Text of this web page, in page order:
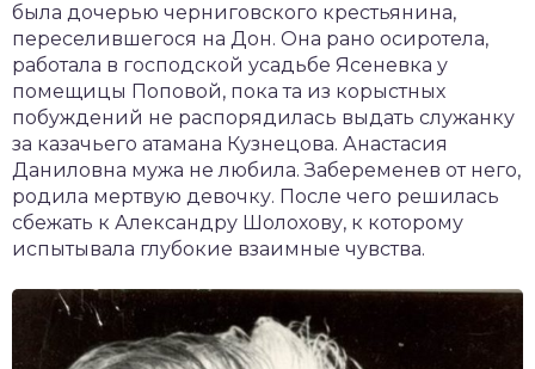
была дочерью черниговского крестьянина,
переселившегося на Дон. Она рано осиротела,
работала в господской усадьбе Ясеневка у
помещицы Поповой, пока та из корыстных
побуждений не распорядилась выдать служанку
за казачьего атамана Кузнецова. Анастасия
Даниловна мужа не любила. Забеременев от него,
родила мертвую девочку. После чего решилась
сбежать к Александру Шолохову, к которому
испытывала глубокие взаимные чувства.